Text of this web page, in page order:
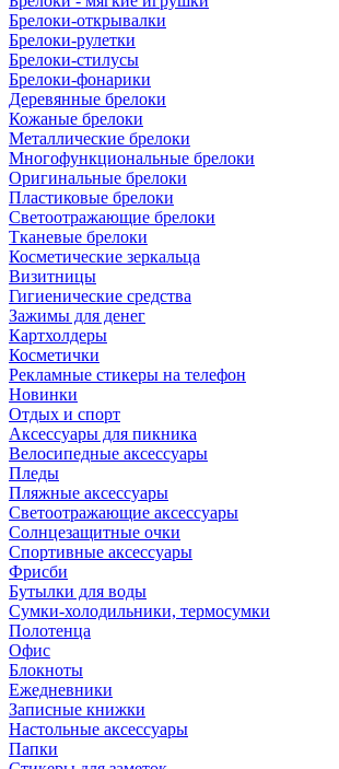
Брелоки-открывалки
Брелоки-рулетки
Брелоки-стилусы
Брелоки-фонарики
Деревянные брелоки
Кожаные брелоки
Металлические брелоки
Многофункциональные брелоки
Оригинальные брелоки
Пластиковые брелоки
Светоотражающие брелоки
Тканевые брелоки
Косметические зеркальца
Визитницы
Гигиенические средства
Зажимы для денег
Картхолдеры
Косметички
Рекламные стикеры на телефон
Новинки
Отдых и спорт
Аксессуары для пикника
Велосипедные аксессуары
Пледы
Пляжные аксессуары
Светоотражающие аксессуары
Солнцезащитные очки
Спортивные аксессуары
Фрисби
Бутылки для воды
Сумки-холодильники, термосумки
Полотенца
Офис
Блокноты
Ежедневники
Записные книжки
Настольные аксессуары
Папки